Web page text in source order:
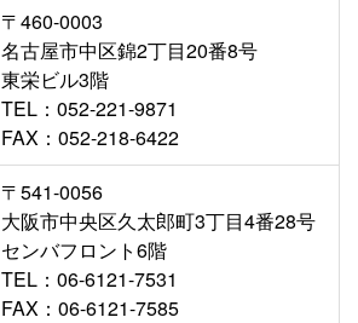
〒460-0003
名古屋市中区錦2丁目20番8号
東栄ビル3階
TEL：052-221-9871
FAX：052-218-6422
〒541-0056
大阪市中央区久太郎町3丁目4番28号
センバフロント6階
TEL：06-6121-7531
FAX：06-6121-7585